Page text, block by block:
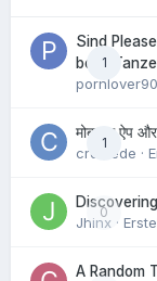
1
Sind
beim
pornlover90
1
मोबाइल ऐप
crowede ·
0
Jhinx ·
A Random